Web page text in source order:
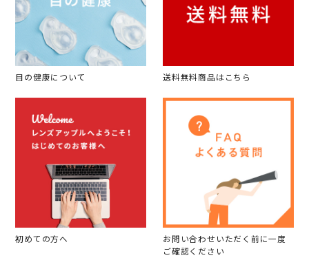
目の健康について 送料無料商品はこちら
初めての方へ
お問い合わせいただく前に一度
ご確認ください